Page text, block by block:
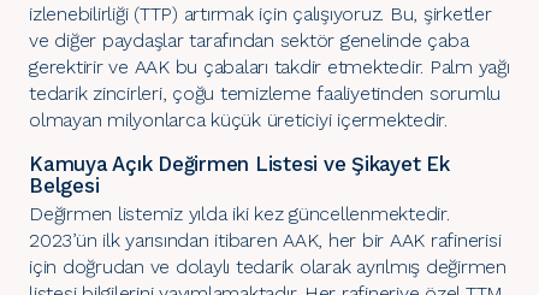
izlenebilirliği (TTP) artırmak için çalışıyoruz. Bu, şirketler
ve diğer paydaşlar tarafından sektör genelinde çaba
gerektirir ve AAK bu çabaları takdir etmektedir. Palm yağı
tedarik zincirleri, çoğu temizleme faaliyetinden sorumlu
olmayan milyonlarca küçük üreticiyi içermektedir.
Kamuya Açık Değirmen Listesi ve Şikayet Ek
Belgesi
Değirmen listemiz yılda iki kez güncellenmektedir.
2023’ün ilk yarısından itibaren AAK, her bir AAK rafinerisi
için doğrudan ve dolaylı tedarik olarak ayrılmış değirmen